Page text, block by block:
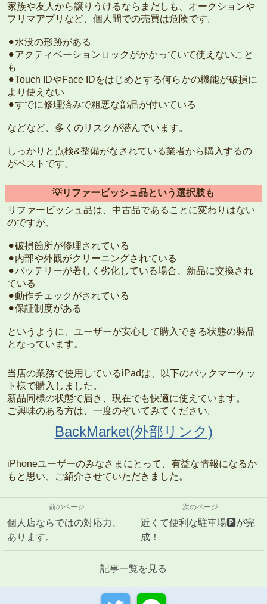
家族や友人から譲りうけるならまだしも、オークションや
フリマアプリなど、個人間での売買は危険です。
⚫︎水没の形跡がある
⚫︎アクティベーションロックがかかっていて使えないこと
も
⚫︎Touch IDやFace IDをはじめとする何らかの機能が破損に
より使えない
⚫︎すでに修理済みで粗悪な部品が付いている
などなど、多くのリスクが潜んでいます。
しっかりと点検&整備がなされている業者から購入するの
がベストです。
💡リファービッシュ品という選択肢も
リファービッシュ品は、中古品であることに変わりはない
のですが、
⚫︎破損箇所が修理されている
⚫︎内部や外観がクリーニングされている
⚫︎バッテリーが著しく劣化している場合、新品に交換され
ている
⚫︎動作チェックがされている
⚫︎保証制度がある
というように、ユーザーが安心して購入できる状態の製品
となっています。
当店の業務で使用しているiPadは、以下のバックマーケッ
ト様で購入しました。
新品同様の状態で届き、現在でも快適に使えています。
ご興味のある方は、一度のぞいてみてください。
BackMarket(外部リンク)
iPhoneユーザーのみなさまにとって、有益な情報になるか
もと思い、ご紹介させていただきました。
前のページ
個人店ならではの対応力、
あります。
次のページ
近くて便利な駐車場🅿️が完
成！
記事一覧を見る